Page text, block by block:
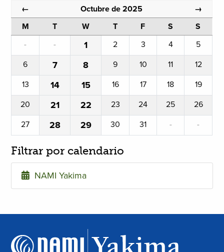
← Octubre de 2025 →
M T W T F S
S
-
- 1 2 3 4
5
6
7 8 9 10 11
12
13
14 15 16 17 18
19
20
21 22 23 24 25
26
27
28 29 30 31 - -
Filtrar por calendario
NAMI Yakima